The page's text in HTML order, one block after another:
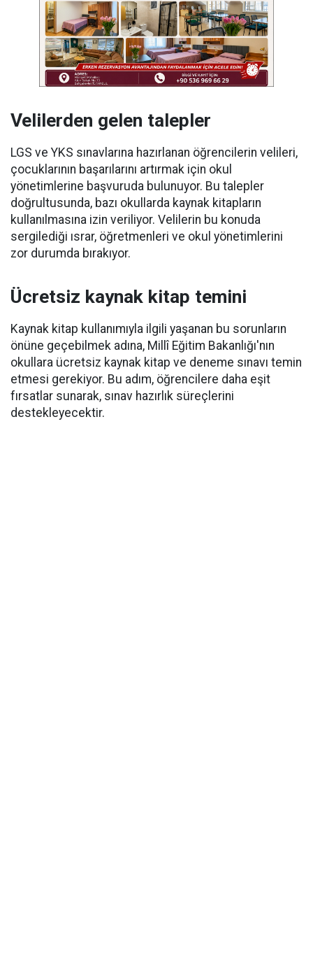
Velilerden gelen talepler
LGS ve YKS sınavlarına hazırlanan öğrencilerin velileri,
çocuklarının başarılarını artırmak için okul
yönetimlerine başvuruda bulunuyor. Bu talepler
doğrultusunda, bazı okullarda kaynak kitapların
kullanılmasına izin veriliyor. Velilerin bu konuda
sergilediği ısrar, öğretmenleri ve okul yönetimlerini
zor durumda bırakıyor.
Ücretsiz kaynak kitap temini
Kaynak kitap kullanımıyla ilgili yaşanan bu sorunların
önüne geçebilmek adına, Millî Eğitim Bakanlığı'nın
okullara ücretsiz kaynak kitap ve deneme sınavı temin
etmesi gerekiyor. Bu adım, öğrencilere daha eşit
fırsatlar sunarak, sınav hazırlık süreçlerini
destekleyecektir.